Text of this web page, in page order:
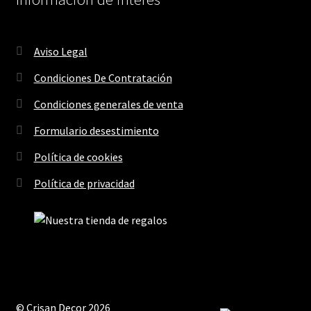
Aviso Legal
Condiciones De Contratación
Condiciones generales de venta
Formulario desestimiento
Política de cookies
Política de privacidad
© Crisan Decor 2026